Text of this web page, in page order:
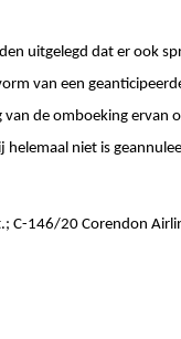
uitgelegd dat er ook
van een
de omboeking ervan
niet is
C-146/20 Corendon